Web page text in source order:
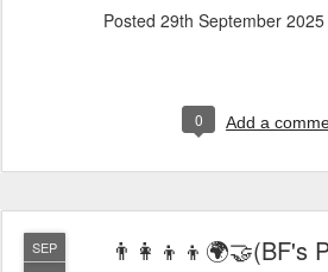
Posted 29th September 2025
0 Add a
SEP
👨‍👩‍👦‍👦🌍🤝(BF's